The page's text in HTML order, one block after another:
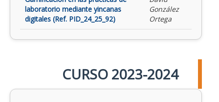
laboratorio mediante yincanas
digitales (Ref. PID_24_25_92)
González
Ortega
CURSO 2023-2024